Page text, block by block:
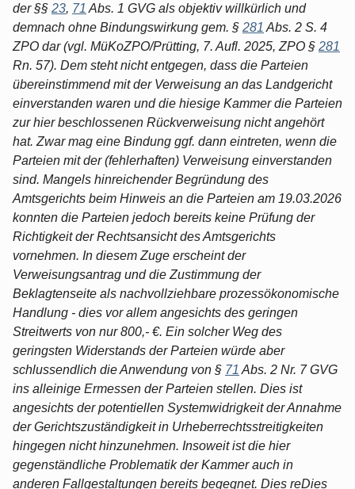
der §§ 23, 71 Abs. 1 GVG als objektiv willkürlich und
demnach ohne Bindungswirkung gem. § 281 Abs. 2 S. 4
ZPO dar (vgl. MüKoZPO/Prütting, 7. Aufl. 2025, ZPO § 281
Rn. 57). Dem steht nicht entgegen, dass die Parteien
übereinstimmend mit der Verweisung an das Landgericht
einverstanden waren und die hiesige Kammer die Parteien
zur hier beschlossenen Rückverweisung nicht angehört
hat. Zwar mag eine Bindung ggf. dann eintreten, wenn die
Parteien mit der (fehlerhaften) Verweisung einverstanden
sind. Mangels hinreichender Begründung des
Amtsgerichts beim Hinweis an die Parteien am 19.03.2026
konnten die Parteien jedoch bereits keine Prüfung der
Richtigkeit der Rechtsansicht des Amtsgerichts
vornehmen. In diesem Zuge erscheint der
Verweisungsantrag und die Zustimmung der
Beklagtenseite als nachvollziehbare prozessökonomische
Handlung - dies vor allem angesichts des geringen
Streitwerts von nur 800,- €. Ein solcher Weg des
geringsten Widerstands der Parteien würde aber
schlussendlich die Anwendung von § 71 Abs. 2 Nr. 7 GVG
ins alleinige Ermessen der Parteien stellen. Dies ist
angesichts der potentiellen Systemwidrigkeit der Annahme
der Gerichtszuständigkeit in Urheberrechtsstreitigkeiten
hingegen nicht hinzunehmen. Insoweit ist die hier
gegenständliche Problematik der Kammer auch in
anderen Fallgestaltungen bereits begegnet. Dies reDies